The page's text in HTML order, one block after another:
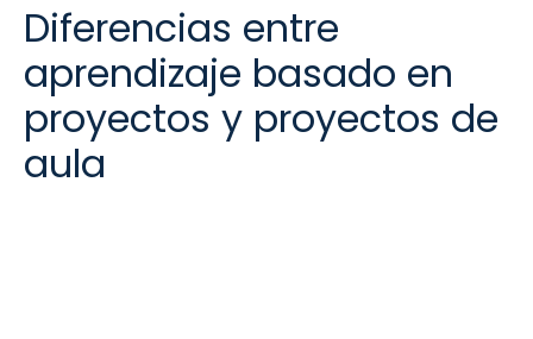
Diferencias entre
aprendizaje basado en
proyectos y proyectos de
aula